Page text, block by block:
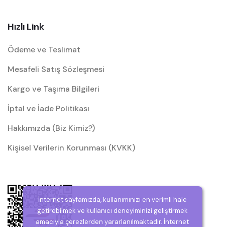
Hızlı Link
Ödeme ve Teslimat
Mesafeli Satış Sözleşmesi
Kargo ve Taşıma Bilgileri
İptal ve İade Politikası
Hakkımızda (Biz Kimiz?)
Kişisel Verilerin Korunması (KVKK)
İnternet sayfamızda, kullanımınızı en verimli hale
getirebilmek ve kullanıcı deneyiminizi geliştirmek
amacıyla çerezlerden yararlanılmaktadır. İnternet